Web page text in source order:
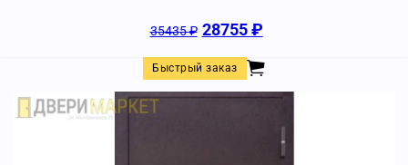
35435₽ 28755₽
Быстрый заказ